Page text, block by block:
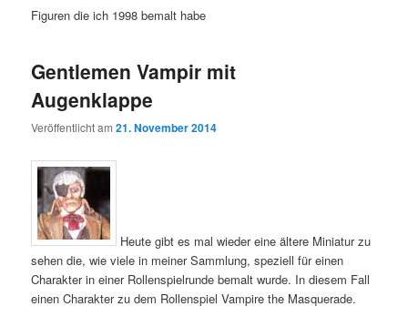
Figuren die ich 1998 bemalt habe
Gentlemen Vampir mit
Augenklappe
Veröffentlicht am21. November 2014
Heute gibt es mal wieder eine ältere Miniatur zu
sehen die, wie viele in meiner Sammlung, speziell für einen
Charakter in einer Rollenspielrunde bemalt wurde. In diesem Fall
einen Charakter zu dem Rollenspiel Vampire the Masquerade.